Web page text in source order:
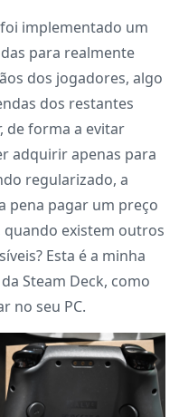
implementado um
para realmente
dos jogadores, algo
dos restantes
de forma a evitar
adquirir apenas para
regularizado, a
pena pagar um preço
existem outros
Esta é a minha
Steam Deck, como
no seu PC.